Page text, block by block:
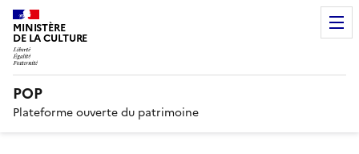
MINISTÈRE
DE LA CULTURE
POP
Plateforme ouverte du patrimoine